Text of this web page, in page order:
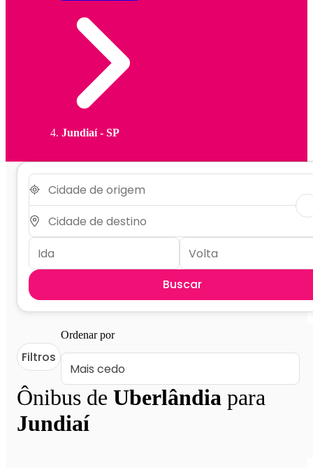
Jundiaí - SP
Buscar
Ônibus de Uberlândia para
Jundiaí
Filtros
Ordenar por